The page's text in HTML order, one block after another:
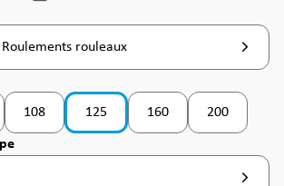
rouleaux
option n'est pas disponible pour le moment. )
108
(Cette option n'est pas disponible pour le
125 160
(Cette option n'est pas
200
(Cette